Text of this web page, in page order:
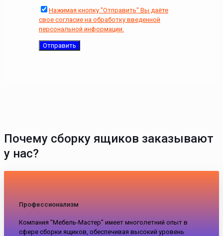
Нажимая кнопку "Отправить" Вы даёте
свое согласие на обработку введенной
персональной информации.
Почему сборку ящиков заказывают
у нас?
Профессионализм
Компания "Мебель-Мастер" имеет многолетний опыт в
сфере сборки ящиков, обеспечивая высокий уровень